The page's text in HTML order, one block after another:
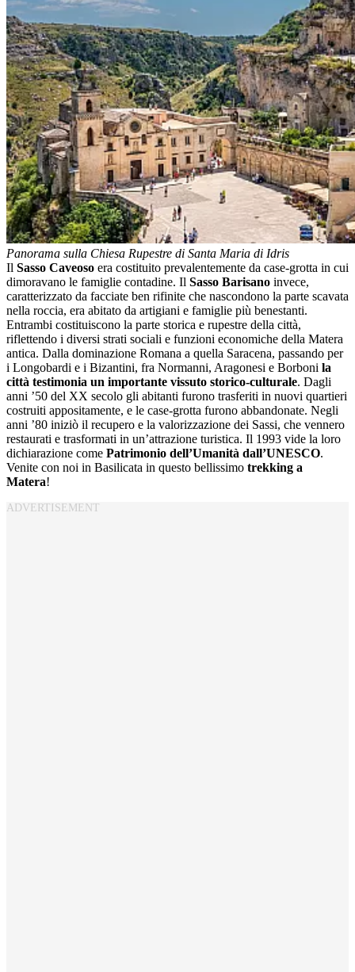
Panorama sulla Chiesa Rupestre di Santa Maria di Idris
Il Sasso Caveoso era costituito prevalentemente da case-grotta in cui
dimoravano le famiglie contadine. Il Sasso Barisano invece,
caratterizzato da facciate ben rifinite che nascondono la parte scavata
nella roccia, era abitato da artigiani e famiglie più benestanti.
Entrambi costituiscono la parte storica e rupestre della città,
riflettendo i diversi strati sociali e funzioni economiche della Matera
antica. Dalla dominazione Romana a quella Saracena, passando per
i Longobardi e i Bizantini, fra Normanni, Aragonesi e Borboni la
città testimonia un importante vissuto storico-culturale. Dagli
anni ’50 del XX secolo gli abitanti furono trasferiti in nuovi quartieri
costruiti appositamente, e le case-grotta furono abbandonate. Negli
anni ’80 iniziò il recupero e la valorizzazione dei Sassi, che vennero
restaurati e trasformati in un’attrazione turistica. Il 1993 vide la loro
dichiarazione come Patrimonio dell’Umanità dall’UNESCO.
Venite con noi in Basilicata in questo bellissimo trekking a
Matera!